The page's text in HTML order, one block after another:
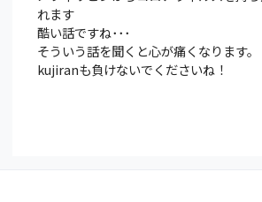
れます
酷い話ですね･･･
そういう話を聞くと心が痛くなります。
kujiranも負けないでくださいね！